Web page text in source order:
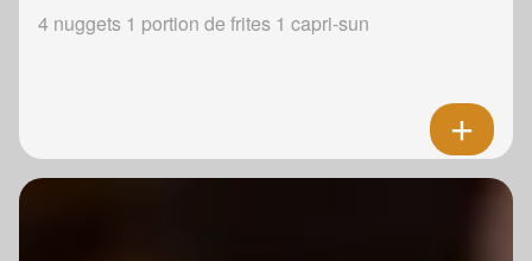
4 nuggets 1 portion de frites 1 capri-sun